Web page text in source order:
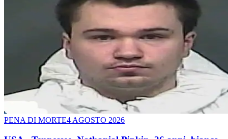
PENA DI MORTE4 AGOSTO 2026